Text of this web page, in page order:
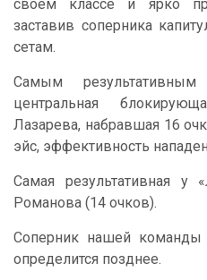
своем классе и ярко
заставив соперника
сетам.
Самым
центральная
Лазарева, набравшая 16
эйс, эффективность
Самая результативная у
Романова (14 очков).
Соперник нашей команды
определится позднее.